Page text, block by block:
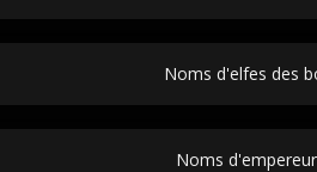
Noms d'elfes des
Noms